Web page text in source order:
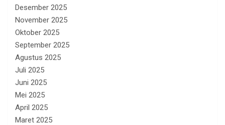
Desember 2025
November 2025
Oktober 2025
September 2025
Agustus 2025
Juli 2025
Juni 2025
Mei 2025
April 2025
Maret 2025